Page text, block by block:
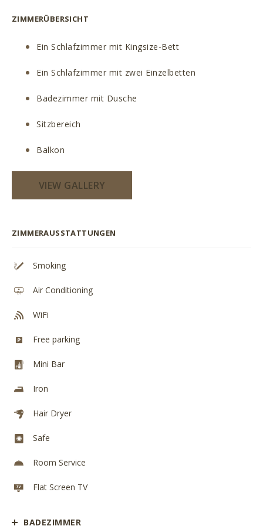
ZIMMERÜBERSICHT
Ein Schlafzimmer mit Kingsize-Bett
Ein Schlafzimmer mit zwei Einzelbetten
Badezimmer mit Dusche
Sitzbereich
Balkon
VIEW GALLERY
ZIMMERAUSSTATTUNGEN
Smoking
Air Conditioning
WiFi
Free parking
Mini Bar
Iron
Hair Dryer
Safe
Room Service
Flat Screen TV
BADEZIMMER